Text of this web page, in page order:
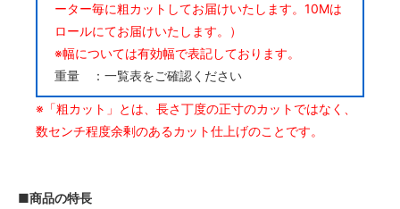
ーター毎に粗カットしてお届けいたします。10Mは
ロールにてお届けいたします。）
※幅については有効幅で表記しております。
重量 ：一覧表をご確認ください
※「粗カット」とは、長さ丁度の正寸のカットではなく、
数センチ程度余剰のあるカット仕上げのことです。
■商品の特長